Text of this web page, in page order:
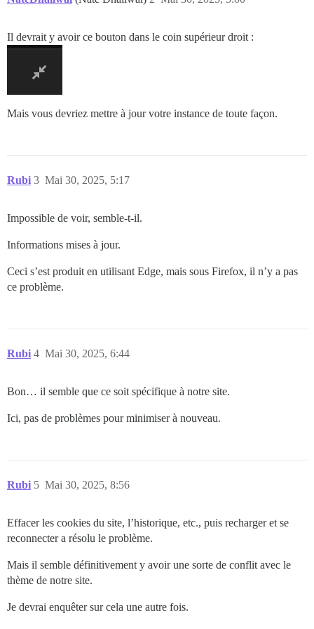
Il devrait y avoir ce bouton dans le coin supérieur droit :
Mais vous devriez mettre à jour votre instance de toute façon.
Rubi Mai 30, 2025, 5:17
3
Impossible de voir, semble-t-il.
Informations mises à jour.
Ceci s’est produit en utilisant Edge, mais sous Firefox, il n’y a pas
ce problème.
Rubi Mai 30, 2025, 6:44
4
Bon… il semble que ce soit spécifique à notre site.
Ici, pas de problèmes pour minimiser à nouveau.
Rubi Mai 30, 2025, 8:56
5
Effacer les cookies du site, l’historique, etc., puis recharger et se
reconnecter a résolu le problème.
Mais il semble définitivement y avoir une sorte de conflit avec le
thème de notre site.
Je devrai enquêter sur cela une autre fois.